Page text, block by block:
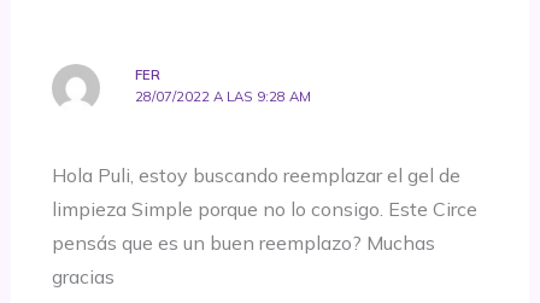
FER
28/07/2022 A LAS 9:28 AM
Hola Puli, estoy buscando reemplazar el gel de
limpieza Simple porque no lo consigo. Este Circe
pensás que es un buen reemplazo? Muchas
gracias